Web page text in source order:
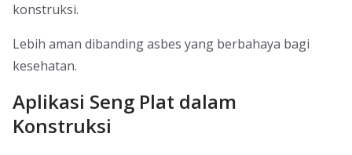
konstruksi.
Lebih aman dibanding asbes yang berbahaya bagi
kesehatan.
Aplikasi Seng Plat dalam
Konstruksi